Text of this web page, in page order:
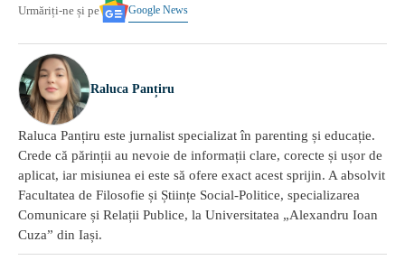
Urmăriți-ne și pe Google News
Raluca Panțiru
Raluca Panțiru este jurnalist specializat în parenting și educație.
Crede că părinții au nevoie de informații clare, corecte și ușor de
aplicat, iar misiunea ei este să ofere exact acest sprijin. A absolvit
Facultatea de Filosofie și Științe Social-Politice, specializarea
Comunicare și Relații Publice, la Universitatea „Alexandru Ioan
Cuza” din Iași.